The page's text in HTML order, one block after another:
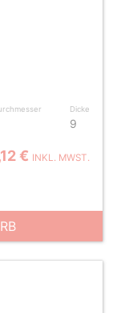
Dicke
9
€ INKL. MWST.